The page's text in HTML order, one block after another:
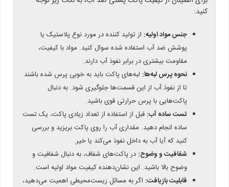
کنید:
جنس مواد اولیه: از تولید کننده در مورد نوع پلاستیک یا
پوشش ضد آب استفاده شده سوال کنید. مواد با کیفیت،
مقاومت بیشتری در برابر نفوذ آب دارند.
نحوه پرس لبه‌ها: لبه‌های پاکت باید به خوبی پرس شده باشند
تا از نفوذ آب از این قسمت‌ها جلوگیری شود. به دنبال
پاکت‌هایی با پرس حرارتی قوی باشید.
تست ساده آب: قبل از استفاده از تعداد زیادی پاکت، یک تست
ساده انجام دهید. مقداری آب را روی پاکت بریزید و بررسی
کنید که آیا آب به داخل نفوذ می‌کند یا خیر.
شفافیت و وضوح: در پاکت‌های شفاف، به دنبال شفافیت و
وضوح بالا باشید. این نشان‌دهنده کیفیت مواد اولیه است.
قابلیت بازیافت: اگر به مسائل زیست‌محیطی اهمیت می‌دهید،